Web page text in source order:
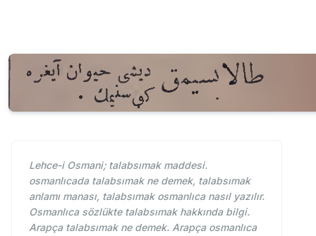
Lehce-i Osmani; talabsımak maddesi.
osmanlıcada talabsımak ne demek, talabsımak
anlamı manası, talabsımak osmanlıca nasıl yazılır.
Osmanlıca sözlükte talabsımak hakkında bilgi.
Arapça talabsımak ne demek. Arapça osmanlıca